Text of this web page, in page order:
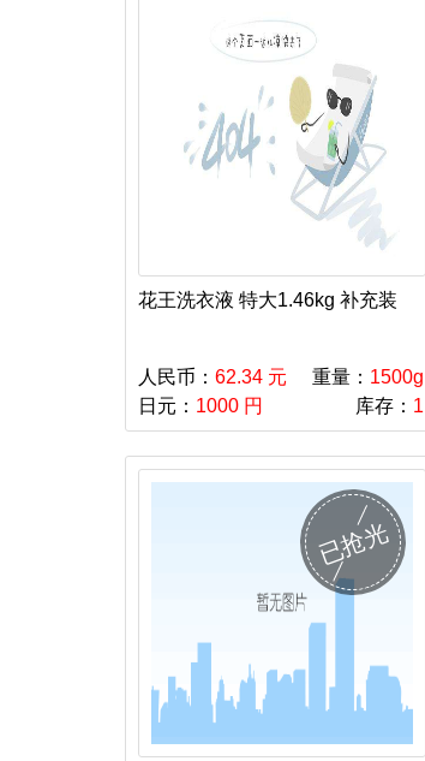
花王洗衣液 特大1.46kg 补充装
人民币： 62.34 元 重量： 1500g
日元： 1000 円 库存： 1
已抢光